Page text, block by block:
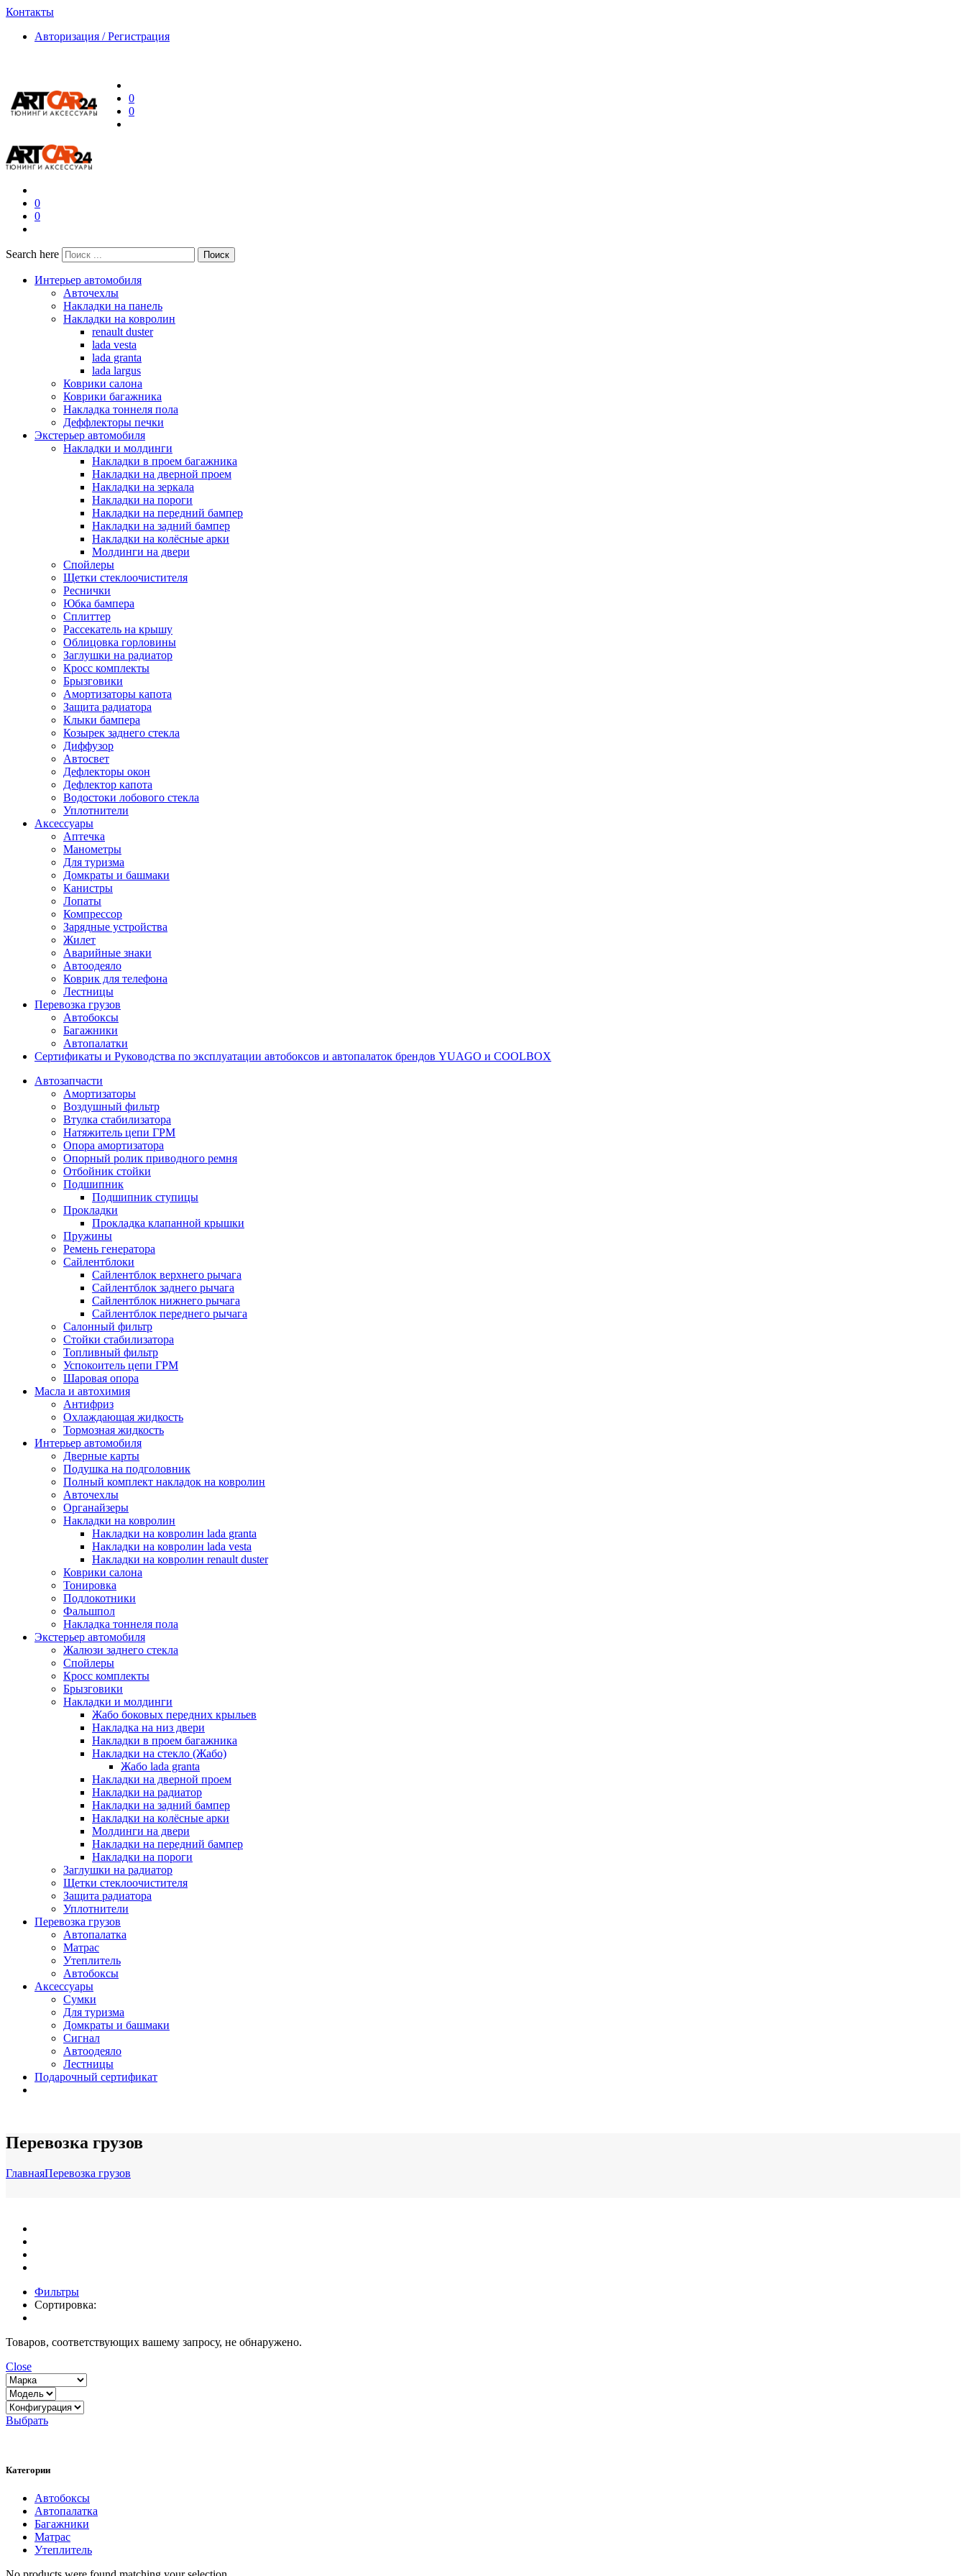
Контакты
Авторизация / Регистрация
0
0
0
0
Search here Поиск
Интерьер автомобиля
Авточехлы
Накладки на панель
Накладки на ковролин
renault duster
lada vesta
lada granta
lada largus
Коврики салона
Коврики багажника
Накладка тоннеля пола
Деффлекторы печки
Экстерьер автомобиля
Накладки и молдинги
Накладки в проем багажника
Накладки на дверной проем
Накладки на зеркала
Накладки на пороги
Накладки на передний бампер
Накладки на задний бампер
Накладки на колёсные арки
Молдинги на двери
Спойлеры
Щетки стеклоочистителя
Реснички
Юбка бампера
Сплиттер
Рассекатель на крышу
Облицовка горловины
Заглушки на радиатор
Кросс комплекты
Брызговики
Амортизаторы капота
Защита радиатора
Клыки бампера
Козырек заднего стекла
Диффузор
Автосвет
Дефлекторы окон
Дефлектор капота
Водостоки лобового стекла
Уплотнители
Аксессуары
Аптечка
Манометры
Для туризма
Домкраты и башмаки
Канистры
Лопаты
Компрессор
Зарядные устройства
Жилет
Аварийные знаки
Автоодеяло
Коврик для телефона
Лестницы
Перевозка грузов
Автобоксы
Багажники
Автопалатки
Сертификаты и Руководства по эксплуатации автобоксов и автопалаток брендов YUAGO и COOLBOX
Автозапчасти
Амортизаторы
Воздушный фильтр
Втулка стабилизатора
Натяжитель цепи ГРМ
Опора амортизатора
Опорный ролик приводного ремня
Отбойник стойки
Подшипник
Подшипник ступицы
Прокладки
Прокладка клапанной крышки
Пружины
Ремень генератора
Сайлентблоки
Сайлентблок верхнего рычага
Сайлентблок заднего рычага
Сайлентблок нижнего рычага
Сайлентблок переднего рычага
Салонный фильтр
Стойки стабилизатора
Топливный фильтр
Успокоитель цепи ГРМ
Шаровая опора
Масла и автохимия
Антифриз
Охлаждающая жидкость
Тормозная жидкость
Интерьер автомобиля
Дверные карты
Подушка на подголовник
Полный комплект накладок на ковролин
Авточехлы
Органайзеры
Накладки на ковролин
Накладки на ковролин lada granta
Накладки на ковролин lada vesta
Накладки на ковролин renault duster
Коврики салона
Тонировка
Подлокотники
Фальшпол
Накладка тоннеля пола
Экстерьер автомобиля
Жалюзи заднего стекла
Спойлеры
Кросс комплекты
Брызговики
Накладки и молдинги
Жабо боковых передних крыльев
Накладка на низ двери
Накладки в проем багажника
Накладки на стекло (Жабо)
Жабо lada granta
Накладки на дверной проем
Накладки на радиатор
Накладки на задний бампер
Накладки на колёсные арки
Молдинги на двери
Накладки на передний бампер
Накладки на пороги
Заглушки на радиатор
Щетки стеклоочистителя
Защита радиатора
Уплотнители
Перевозка грузов
Автопалатка
Матрас
Утеплитель
Автобоксы
Аксессуары
Сумки
Для туризма
Домкраты и башмаки
Сигнал
Автоодеяло
Лестницы
Подарочный сертификат
Перевозка грузов
ГлавнаяПеревозка грузов
Фильтры
Сортировка:
Товаров, соответствующих вашему запросу, не обнаружено.
Close
Выбрать
Категории
Автобоксы
Автопалатка
Багажники
Матрас
Утеплитель